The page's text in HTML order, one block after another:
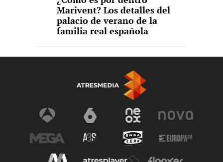
Marivent? Los detalles del
palacio de verano de la
familia real española